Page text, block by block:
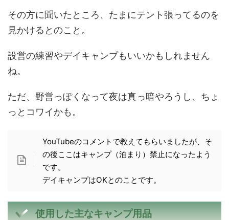
その方に聞いたところ、たまにテント張ってるのを
見かけるとのこと。
設営の練習やデイキャンプもいいかもしれません
ね。
ただ、野営っぽくなって夜は真っ暗やろうし、ちょ
っとコワイかも。
YouTubeのコメントで教えてもらいましたが、そ
の後ここはキャンプ（泊まり）禁止になったよう
です。
デイキャンプはOKとのことです。
使用した主なキャンプ用品